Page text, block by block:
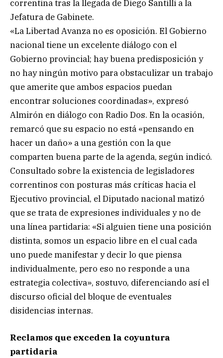
correntina tras la llegada de Diego Santilli a la
Jefatura de Gabinete.
«La Libertad Avanza no es oposición. El Gobierno
nacional tiene un excelente diálogo con el
Gobierno provincial; hay buena predisposición y
no hay ningún motivo para obstaculizar un trabajo
que amerite que ambos espacios puedan
encontrar soluciones coordinadas», expresó
Almirón en diálogo con Radio Dos. En la ocasión,
remarcó que su espacio no está «pensando en
hacer un daño» a una gestión con la que
comparten buena parte de la agenda, según indicó.
Consultado sobre la existencia de legisladores
correntinos con posturas más críticas hacia el
Ejecutivo provincial, el Diputado nacional matizó
que se trata de expresiones individuales y no de
una línea partidaria: «Si alguien tiene una posición
distinta, somos un espacio libre en el cual cada
uno puede manifestar y decir lo que piensa
individualmente, pero eso no responde a una
estrategia colectiva», sostuvo, diferenciando así el
discurso oficial del bloque de eventuales
disidencias internas.
Reclamos que exceden la coyuntura
partidaria